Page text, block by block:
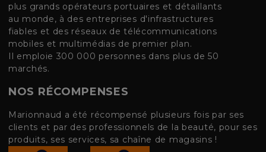
plus grands opérateurs portuaires et détaillants
au monde, à des entreprises d'infrastructures
fiables et des réseaux de télécommunications
mobiles et multimédias de premier plan.
Il emploie 300 000 personnes dans plus de 50
marchés.
NOS RÉCOMPENSES
Marionnaud a été récompensé plusieurs fois par ses
clients et par des professionnels de la beauté, pour ses
produits, ses services, sa chaîne de magasins !